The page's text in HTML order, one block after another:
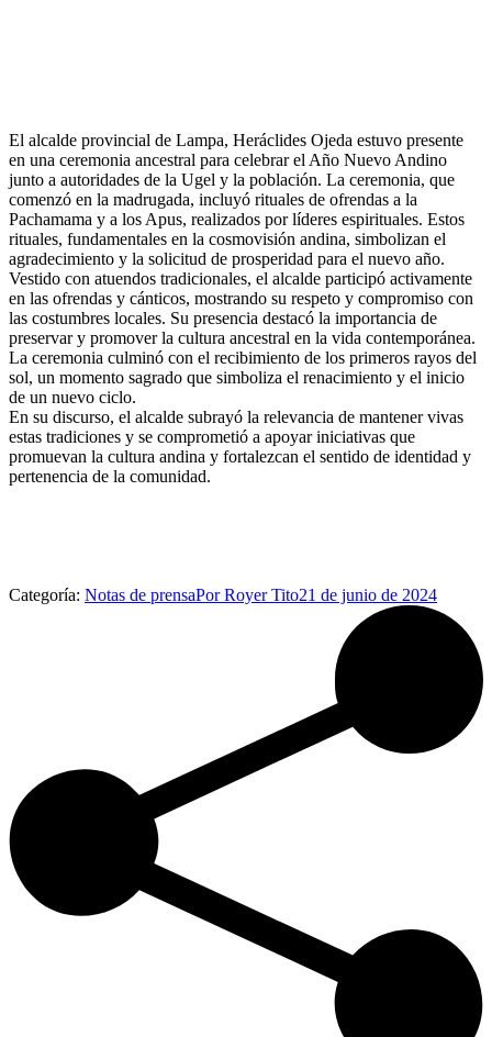
El alcalde provincial de Lampa, Heráclides Ojeda estuvo presente
en una ceremonia ancestral para celebrar el Año Nuevo Andino
junto a autoridades de la Ugel y la población. La ceremonia, que
comenzó en la madrugada, incluyó rituales de ofrendas a la
Pachamama y a los Apus, realizados por líderes espirituales. Estos
rituales, fundamentales en la cosmovisión andina, simbolizan el
agradecimiento y la solicitud de prosperidad para el nuevo año.
Vestido con atuendos tradicionales, el alcalde participó activamente
en las ofrendas y cánticos, mostrando su respeto y compromiso con
las costumbres locales. Su presencia destacó la importancia de
preservar y promover la cultura ancestral en la vida contemporánea.
La ceremonia culminó con el recibimiento de los primeros rayos del
sol, un momento sagrado que simboliza el renacimiento y el inicio
de un nuevo ciclo.
En su discurso, el alcalde subrayó la relevancia de mantener vivas
estas tradiciones y se comprometió a apoyar iniciativas que
promuevan la cultura andina y fortalezcan el sentido de identidad y
pertenencia de la comunidad.
Categoría: Notas de prensaPorRoyer Tito21 de junio de 2024